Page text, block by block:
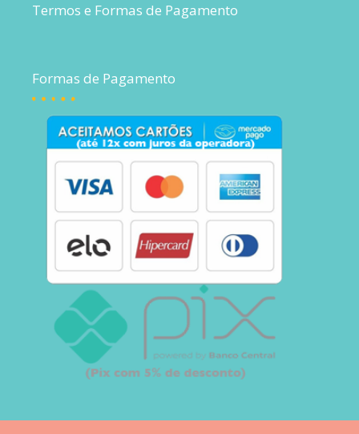
Termos e Formas de Pagamento
Formas de Pagamento